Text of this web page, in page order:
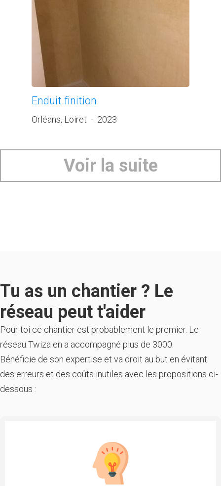
Enduit finition
Orléans, Loiret - 2023
Voir la suite
Tu as un chantier ? Le
réseau peut t'aider
Pour toi ce chantier est probablement le premier. Le
réseau Twiza en a accompagné plus de 3000.
Bénéficie de son expertise et va droit au but en évitant
des erreurs et des coûts inutiles avec les propositions ci-
dessous :